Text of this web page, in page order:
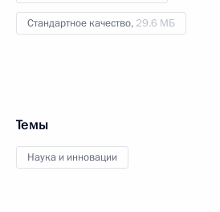
Стандартное качество, 29.6 МБ
Темы
Наука и инновации